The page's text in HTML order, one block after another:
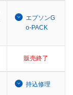
エプソンG
o-PACK
販売終了
持込修理